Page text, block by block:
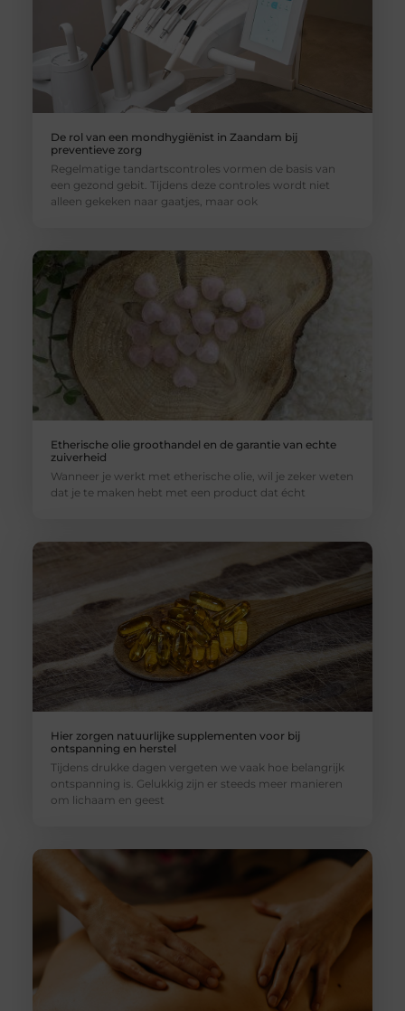
De rol van een mondhygiënist in Zaandam bij
preventieve zorg
Regelmatige tandartscontroles vormen de basis van
een gezond gebit. Tijdens deze controles wordt niet
alleen gekeken naar gaatjes, maar ook
Etherische olie groothandel en de garantie van echte
zuiverheid
Wanneer je werkt met etherische olie, wil je zeker weten
dat je te maken hebt met een product dat écht
Hier zorgen natuurlijke supplementen voor bij
ontspanning en herstel
Tijdens drukke dagen vergeten we vaak hoe belangrijk
ontspanning is. Gelukkig zijn er steeds meer manieren
om lichaam en geest